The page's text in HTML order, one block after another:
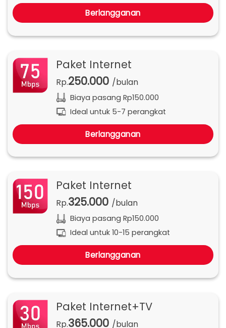
Berlangganan
Paket Internet
Rp.250.000 /bulan
Biaya pasang Rp150.000
Ideal untuk 5-7 perangkat
Berlangganan
Paket Internet
Rp.325.000 /bulan
Biaya pasang Rp150.000
Ideal untuk 10-15 perangkat
Berlangganan
Paket Internet+TV
Rp.365.000 /bulan